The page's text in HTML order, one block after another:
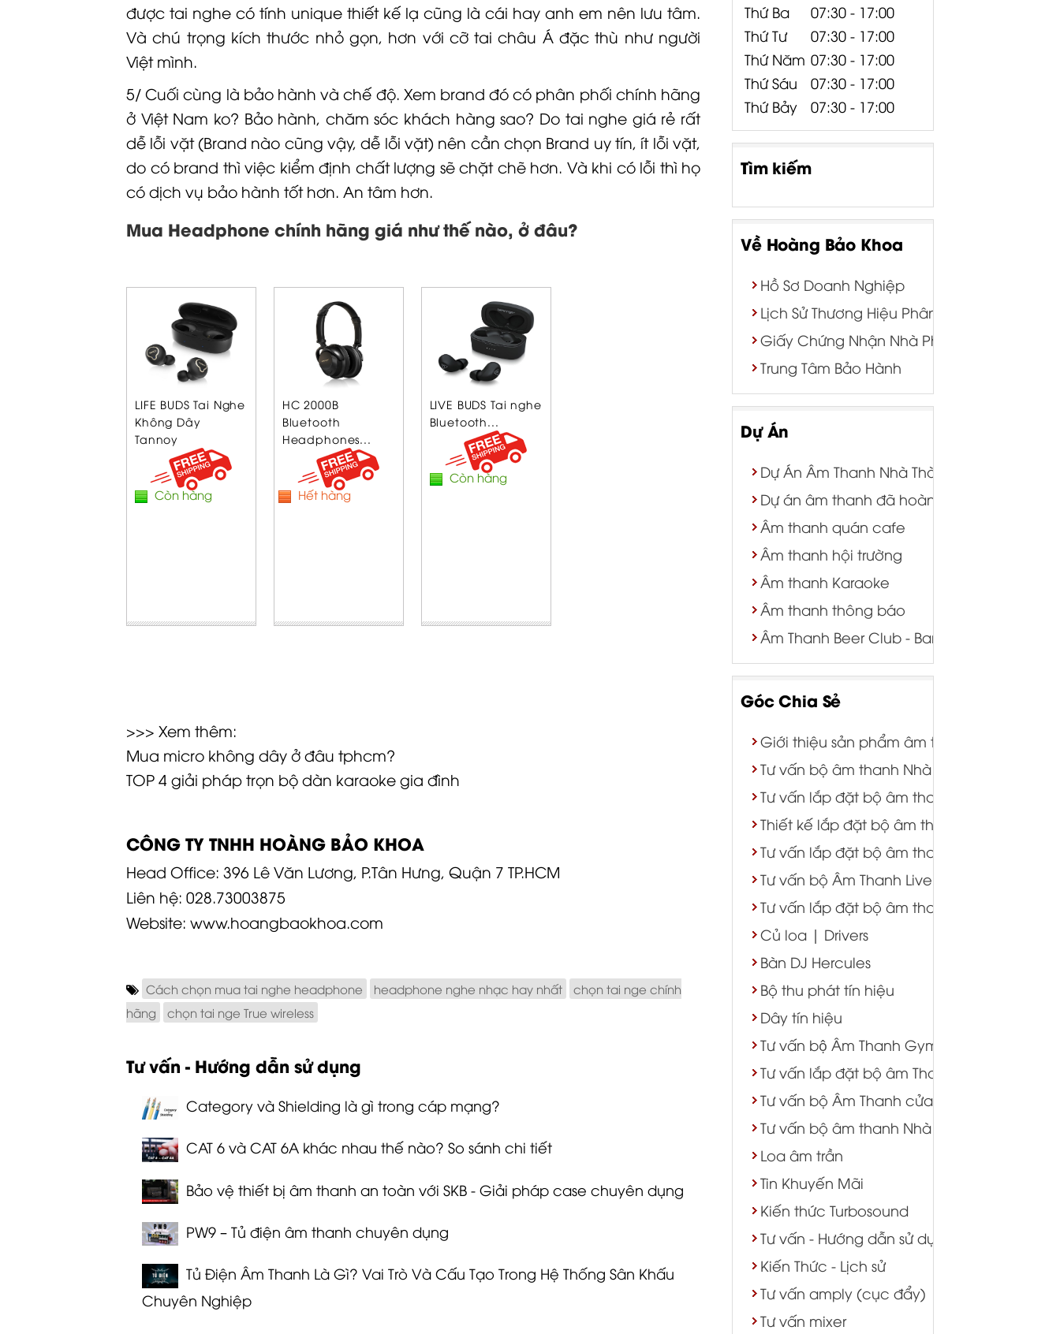
được tai nghe có tính unique thiết kế lạ cũng là cái hay anh em nên lưu tâm.
Và chú trọng kích thước nhỏ gọn, hơn với cỡ tai châu Á đặc thù như người
Việt mình.
5/ Cuối cùng là bảo hành và chế độ. Xem brand đó có phân phối chính hãng
ở Việt Nam ko? Bảo hành, chăm sóc khách hàng sao? Do tai nghe giá rẻ rất
dễ lỗi vặt (Brand nào cũng vậy, dễ lỗi vặt) nên cần chọn Brand uy tín, ít lỗi vặt,
do có brand thì việc kiểm định chất lượng sẽ chặt chẽ hơn. Và khi có lỗi thì họ
có dịch vụ bảo hành tốt hơn. An tâm hơn.
Mua Headphone chính hãng giá như thế nào, ở đâu?
LIFE BUDS Tai Nghe
Không Dây
Tannoy
Còn hàng
HC 2000B
Bluetooth
Headphones...
Hết hàng
LIVE BUDS Tai nghe
Bluetooth...
Còn hàng
>>> Xem thêm:
Mua micro không dây ở đâu tphcm?
TOP 4 giải pháp trọn bộ dàn karaoke gia đình
CÔNG TY TNHH HOÀNG BẢO KHOA
Head Office: 396 Lê Văn Lương, P.Tân Hưng, Quận 7 TP.HCM
Liên hệ: 028.73003875
Website: www.hoangbaokhoa.com
Cách chọn mua tai nghe headphone headphone nghe nhạc hay nhất
chọn tai nge chính
hãng
chọn tai nge True wireless
Tư vấn - Hướng dẫn sử dụng
Category và Shielding là gì trong cáp mạng?
CAT 6 và CAT 6A khác nhau thế nào? So sánh chi tiết
Bảo vệ thiết bị âm thanh an toàn với SKB - Giải pháp case chuyên dụng
PW9 – Tủ điện âm thanh chuyên dụng
Tủ Điện Âm Thanh Là Gì? Vai Trò Và Cấu Tạo Trong Hệ Thống Sân Khấu
Chuyên Nghiệp
Thứ Ba
07:30 - 17:00
Thứ Tư
07:30 - 17:00
Thứ Năm 07:30 - 17:00
Thứ Sáu
07:30 - 17:00
Thứ Bảy
07:30 - 17:00
Tìm kiếm
Về Hoàng Bảo Khoa
Hồ Sơ Doanh Nghiệp
Lịch Sử Thương Hiệu Phân Phối
Giấy Chứng Nhận Nhà Phân Phối
Trung Tâm Bảo Hành
Dự Án
Dự Án Âm Thanh Nhà Thờ | Nhà Nguyện
Dự án âm thanh đã hoàn thành
Âm thanh quán cafe
Âm thanh hội trường
Âm thanh Karaoke
Âm thanh thông báo
Âm Thanh Beer Club - Bar - Tiệc Cưới
Góc Chia Sẻ
Giới thiệu sản phẩm âm thanh - ánh sáng
Tư vấn bộ âm thanh Nhà Thờ
Tư vấn lắp đặt bộ âm thanh karaoke
Thiết kế lắp đặt bộ âm thanh hội trường sự
Tư vấn lắp đặt bộ âm thanh nhà hàng tiệc
Tư vấn bộ Âm Thanh Live Stream
Tư vấn lắp đặt bộ âm thanh Cafe
Củ loa | Drivers
Bàn DJ Hercules
Bộ thu phát tín hiệu
Dây tín hiệu
Tư vấn bộ Âm Thanh Gym Yoga Bida
Tư vấn lắp đặt bộ âm Thanh lớp học
Tư vấn bộ Âm Thanh cửa hàng shop TTTM
Tư vấn bộ âm thanh Nhà Chùa
Loa âm trần
Tin Khuyến Mãi
Kiến thức Turbosound
Tư vấn - Hướng dẫn sử dụng
Kiến Thức - Lịch sử
Tư vấn amply (cục đẩy)
Tư vấn mixer